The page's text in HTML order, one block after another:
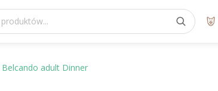
Belcando adult Dinner